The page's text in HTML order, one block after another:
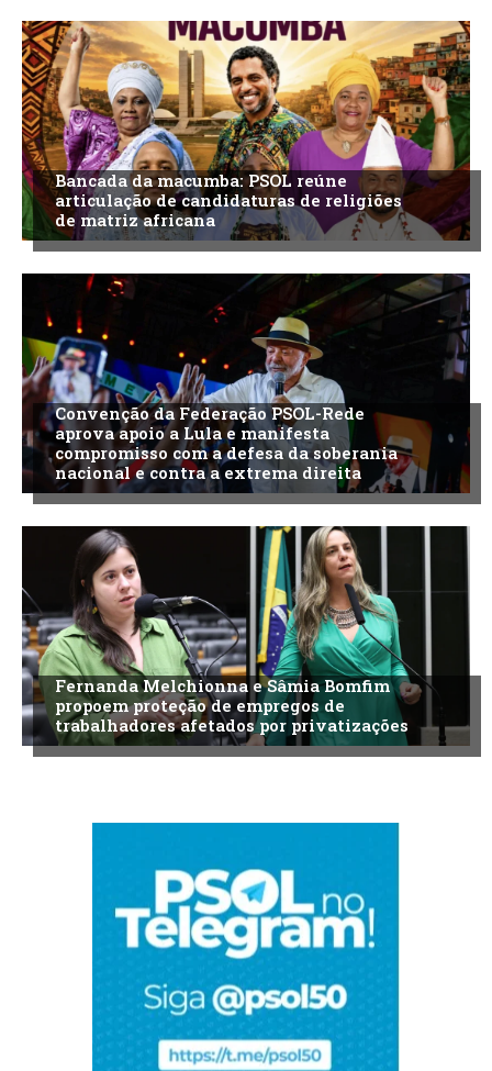
Bancada da macumba: PSOL reúne
articulação de candidaturas de religiões
de matriz africana
Convenção da Federação PSOL-Rede
aprova apoio a Lula e manifesta
compromisso com a defesa da soberania
nacional e contra a extrema direita
Fernanda Melchionna e Sâmia Bomfim
propoem proteção de empregos de
trabalhadores afetados por privatizações